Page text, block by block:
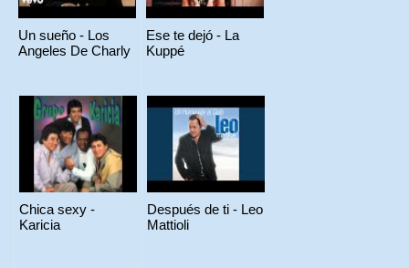
Un sueño - Los
Angeles De Charly
Ese te dejó - La
Kuppé
Chica sexy -
Karicia
Después de ti - Leo
Mattioli